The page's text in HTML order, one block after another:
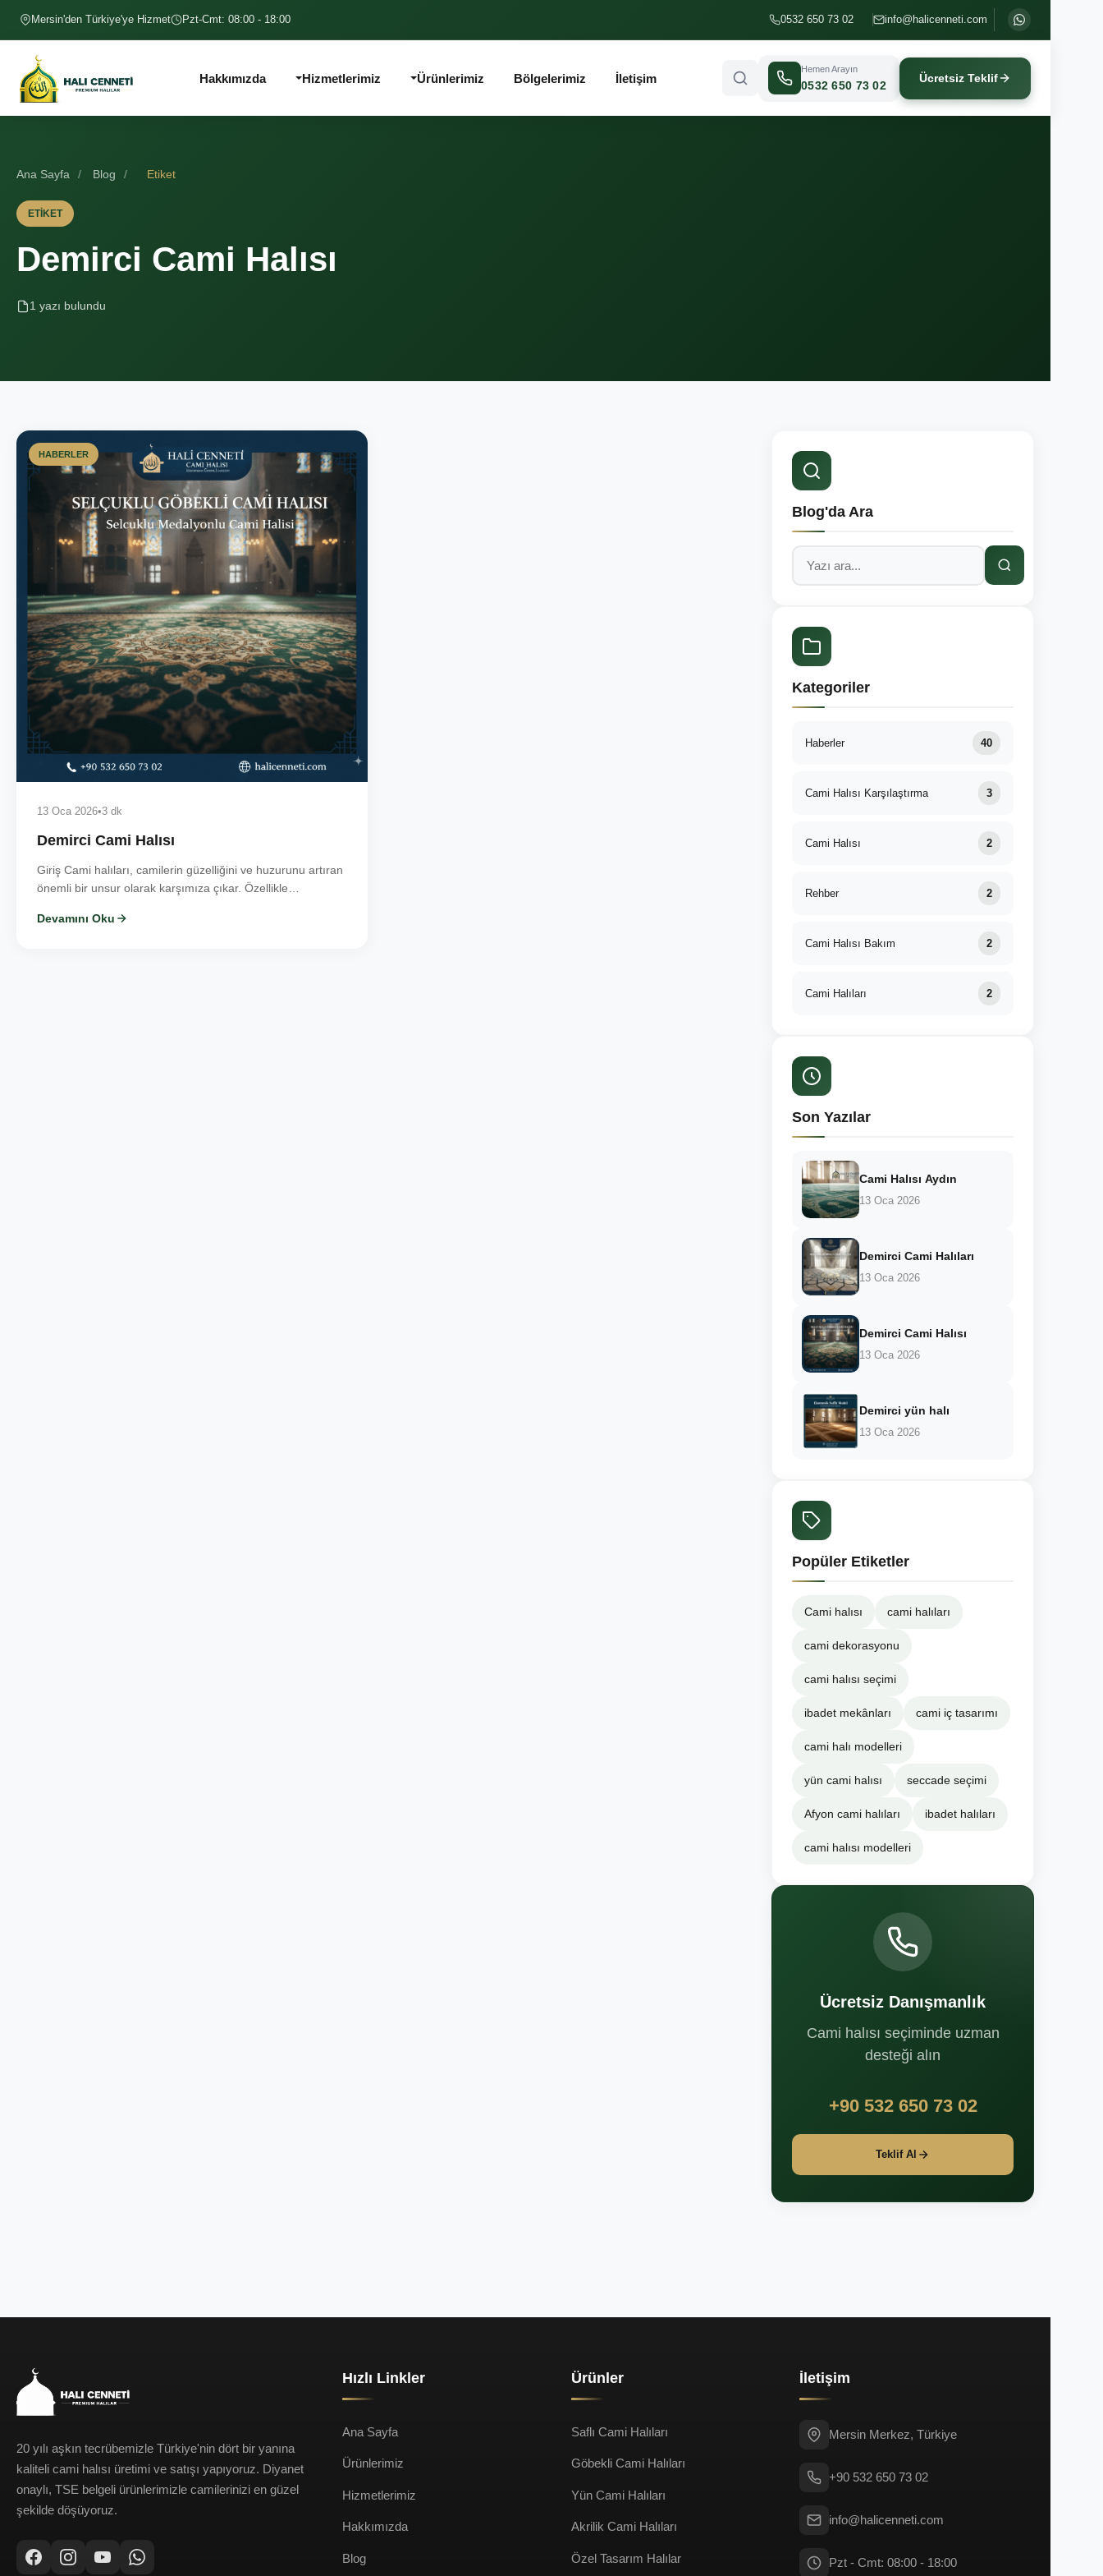
Mersin'den Türkiye'ye Hizmet
Pzt-Cmt: 08:00 - 18:00 0532 650 73 02 info@halicenneti.com
Hakkımızda Hizmetlerimiz Ürünlerimiz Bölgelerimiz İletişim
Hemen Arayın
0532 650 73 02
Ücretsiz Teklif
Ana Sayfa / Blog / Etiket
ETIKET
Demirci Cami Halısı
1 yazı bulundu
HABERLER
13 Oca 2026•3 dk
Demirci Cami Halısı
Giriş Cami halıları, camilerin güzelliğini ve huzurunu artıran
önemli bir unsur olarak karşımıza çıkar. Özellikle…
Devamını Oku
Blog'da Ara
Kategoriler
Haberler 40
Cami Halısı Karşılaştırma 3
Cami Halısı 2
Rehber 2
Cami Halısı Bakım 2
Cami Halıları 2
Son Yazılar
Cami Halısı Aydın
13 Oca 2026
Demirci Cami Halıları
13 Oca 2026
Demirci Cami Halısı
13 Oca 2026
Demirci yün halı
13 Oca 2026
Popüler Etiketler
Cami halısı cami halıları
cami dekorasyonu
cami halısı seçimi
ibadet mekânları cami iç tasarımı
cami halı modelleri
yün cami halısı seccade seçimi
Afyon cami halıları ibadet halıları
cami halısı modelleri
Ücretsiz Danışmanlık
Cami halısı seçiminde uzman
desteği alın
+90 532 650 73 02
Teklif Al
20 yılı aşkın tecrübemizle Türkiye'nin dört bir yanına
kaliteli cami halısı üretimi ve satışı yapıyoruz. Diyanet
onaylı, TSE belgeli ürünlerimizle camilerinizi en güzel
şekilde döşüyoruz.
Hızlı Linkler
Ana Sayfa
Ürünlerimiz
Hizmetlerimiz
Hakkımızda
Blog
Ürünler
Saflı Cami Halıları
Göbekli Cami Halıları
Yün Cami Halıları
Akrilik Cami Halıları
Özel Tasarım Halılar
İletişim
Mersin Merkez, Türkiye
+90 532 650 73 02
info@halicenneti.com
Pzt - Cmt: 08:00 - 18:00